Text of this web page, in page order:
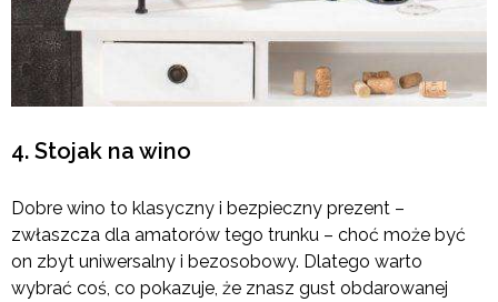
4. Stojak na wino
Dobre wino to klasyczny i bezpieczny prezent –
zwłaszcza dla amatorów tego trunku – choć może być
on zbyt uniwersalny i bezosobowy. Dlatego warto
wybrać coś, co pokazuje, że znasz gust obdarowanej